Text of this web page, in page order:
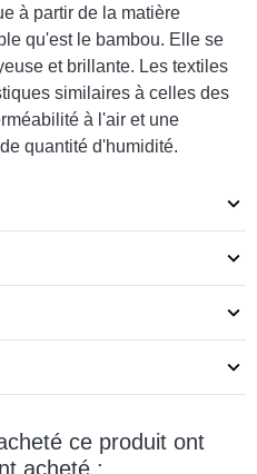
à partir de la matière
qu'est le bambou. Elle se
et brillante. Les textiles
similaires à celles des
à l'air et une
quantité d'humidité.
ce produit ont
acheté :